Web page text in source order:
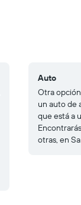
Auto
Otra
un auto de
que está a
otras, en